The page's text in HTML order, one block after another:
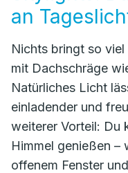
an
Nichts bringt so
mit Dachschräge
Natürliches Licht
einladender und
weiterer Vorteil: Du
Himmel genießen –
offenem Fenster